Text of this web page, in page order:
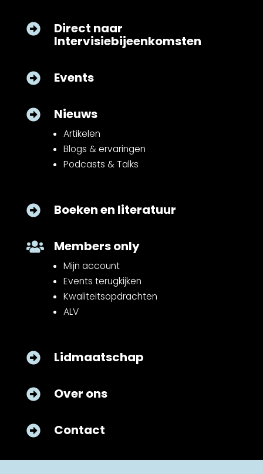
 Direct naar
Intervisiebijeenkomsten
 Events
 Nieuws
Artikelen
Blogs & ervaringen
Podcasts & Talks
 Boeken en literatuur
 Members only
Mijn account
Events terugkijken
Kwaliteitsopdrachten
ALV
 Lidmaatschap
 Over ons
 Contact